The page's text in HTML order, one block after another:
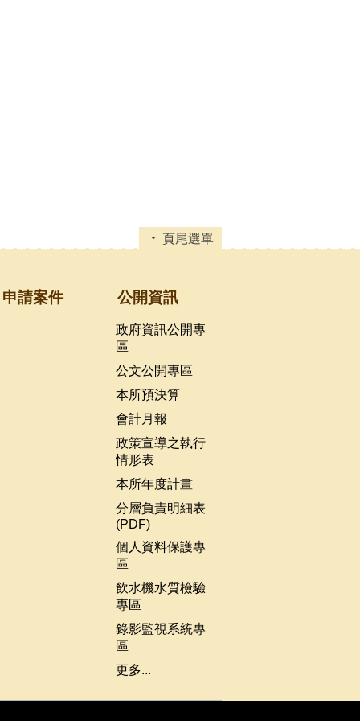
頁尾選單
申請案件 公開資訊
政府資訊公開專
區
公文公開專區
本所預決算
會計月報
政策宣導之執行
情形表
本所年度計畫
分層負責明細表
(PDF)
個人資料保護專
區
飲水機水質檢驗
專區
錄影監視系統專
區
更多...